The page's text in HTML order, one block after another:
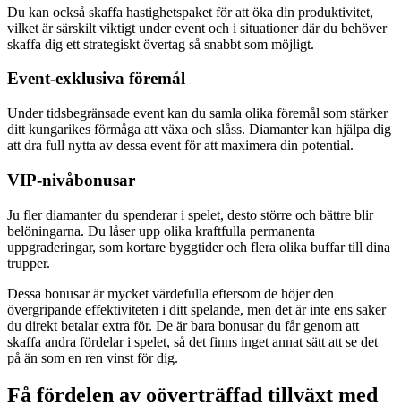
Du kan också skaffa hastighetspaket för att öka din produktivitet,
vilket är särskilt viktigt under event och i situationer där du behöver
skaffa dig ett strategiskt övertag så snabbt som möjligt.
Event-exklusiva föremål
Under tidsbegränsade event kan du samla olika föremål som stärker
ditt kungarikes förmåga att växa och slåss. Diamanter kan hjälpa dig
att dra full nytta av dessa event för att maximera din potential.
VIP-nivåbonusar
Ju fler diamanter du spenderar i spelet, desto större och bättre blir
belöningarna. Du låser upp olika kraftfulla permanenta
uppgraderingar, som kortare byggtider och flera olika buffar till dina
trupper.
Dessa bonusar är mycket värdefulla eftersom de höjer den
övergripande effektiviteten i ditt spelande, men det är inte ens saker
du direkt betalar extra för. De är bara bonusar du får genom att
skaffa andra fördelar i spelet, så det finns inget annat sätt att se det
på än som en ren vinst för dig.
Få fördelen av oöverträffad tillväxt med